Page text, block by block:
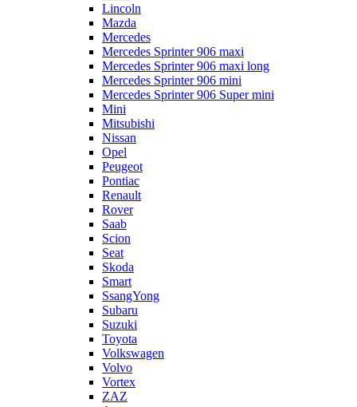
Lincoln
Mazda
Mercedes
Mercedes Sprinter 906 maxi
Mercedes Sprinter 906 maxi long
Mercedes Sprinter 906 mini
Mercedes Sprinter 906 Super mini
Mini
Mitsubishi
Nissan
Opel
Peugeot
Pontiac
Renault
Rover
Saab
Scion
Seat
Skoda
Smart
SsangYong
Subaru
Suzuki
Toyota
Volkswagen
Volvo
Vortex
ZAZ